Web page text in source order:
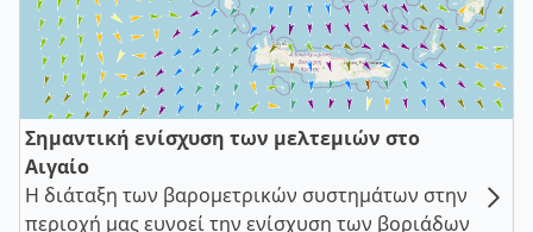
Σημαντική ενίσχυση των μελτεμιών στο
Αιγαίο
Η διάταξη των βαρομετρικών συστημάτων στην
περιοχή μας ευνοεί την ενίσχυση των βοριάδων